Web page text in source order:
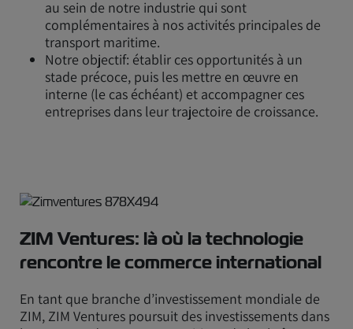
au sein de notre industrie qui sont
complémentaires à nos activités principales de
transport maritime.
Notre objectif: établir ces opportunités à un
stade précoce, puis les mettre en œuvre en
interne (le cas échéant) et accompagner ces
entreprises dans leur trajectoire de croissance.
ZIM Ventures: là où la technologie
rencontre le commerce international
En tant que branche d’investissement mondiale de
ZIM, ZIM Ventures poursuit des investissements dans